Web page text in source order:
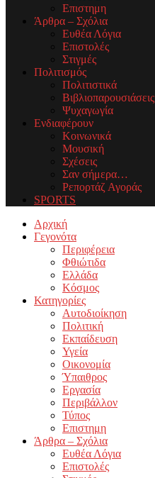
Επιστημη
Άρθρα – Σχόλια
Ευθέα Λόγια
Επιστολές
Στιγμές
Πολιτισμός
Πολιτιστικά
Βιβλιοπαρουσιάσεις
Ψυχαγωγία
Ενδιαφέρουν
Κοινωνικά
Μουσική
Σχέσεις
Σαν σήμερα…
Ρεπορτάζ Αγοράς
SPORTS
Facebook
Twitter
Instagram
Youtube
Email
Αρχική
Γεγονότα
Περιφέρεια
Φθιώτιδα
Ελλάδα
Κόσμος
Κατηγορίες
Αυτοδιοίκηση
Πολιτική
Εκπαίδευση
Υγεία
Οικονομία
Ύπαιθρος
Εργασία
Περιβάλλον
Τύπος
Επιστημη
Άρθρα – Σχόλια
Ευθέα Λόγια
Επιστολές